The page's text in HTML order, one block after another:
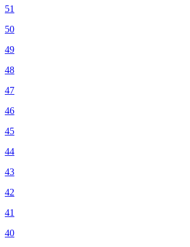
51
50
49
48
47
46
45
44
43
42
41
40